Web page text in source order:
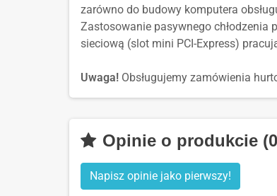
zarówno do budowy komputera
Zastosowanie pasywnego chłodzenia
sieciową (slot mini PCI-Express)
Uwaga! Obsługujemy zamówienia
Opinie o produkcie
Napisz opinie jako pierwszy!